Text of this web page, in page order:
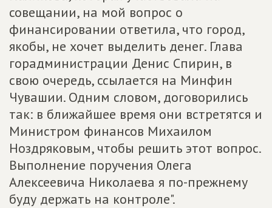
совещании, на мой вопрос о
финансировании ответила, что город,
якобы, не хочет выделить денег. Глава
горадминистрации Денис Спирин, в
свою очередь, ссылается на Минфин
Чувашии. Одним словом, договорились
так: в ближайшее время они встретятся и
Министром финансов Михаилом
Ноздряковым, чтобы решить этот вопрос.
Выполнение поручения Олега
Алексеевича Николаева я по-прежнему
буду держать на контроле".